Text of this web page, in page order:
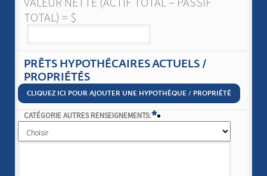
TOTAL) = $
PRÊTS HYPOTHÉCAIRES ACTUELS /
PROPRIÉTÉS
CLIQUEZ ICI POUR AJOUTER UNE HYPOTHÈQUE / PROPRIÉTÉ
CATÉGORIE AUTRES RENSEIGNEMENTS:*